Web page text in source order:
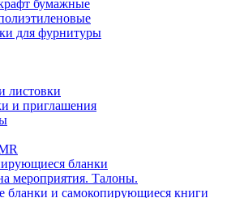
бумажные
для фурнитуры
листовки
и приглашения
бланки
мероприятия. Талоны.
бланки и самокопирующиеся книги